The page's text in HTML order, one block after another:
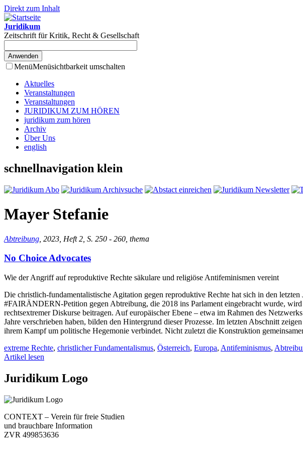
Direkt zum Inhalt
Juridikum
Zeitschrift für Kritik, Recht & Gesellschaft
MenüMenüsichtbarkeit umschalten
Aktuelles
Veranstaltungen
Veranstaltungen
JURIDIKUM ZUM HÖREN
juridikum zum hören
Archiv
Über Uns
english
schnellnavigation klein
Mayer Stefanie
Abtreibung , 2023, Heft 2, S. 250 - 260, thema
No Choice Advocates
Wie der Angriff auf reproduktive Rechte säkulare und religiöse Antifeminismen vereint
Die christlich-fundamentalistische Agitation gegen reproduktive Rechte hat sich in den
#FAIRÄNDERN-Petition gegen Abtreibung, die 2018 ins Parlament eingebracht wurde,
rechtsextremer Diskurse beitragen. Auf europäischer Ebene – etwa im Rahmen des
Jahre verschrieben haben, bilden den Hintergrund dieser Prozesse. Im letzten Abschnitt
ihrem Kampf um politische Hegemonie verbindet. Nicht zuletzt die Konstruktion
extreme Rechte, christlicher Fundamentalismus, Österreich, Europa, Antifeminismus,
Artikel lesen
Juridikum Logo
CONTEXT – Verein für freie Studien
und brauchbare Information
ZVR 499853636